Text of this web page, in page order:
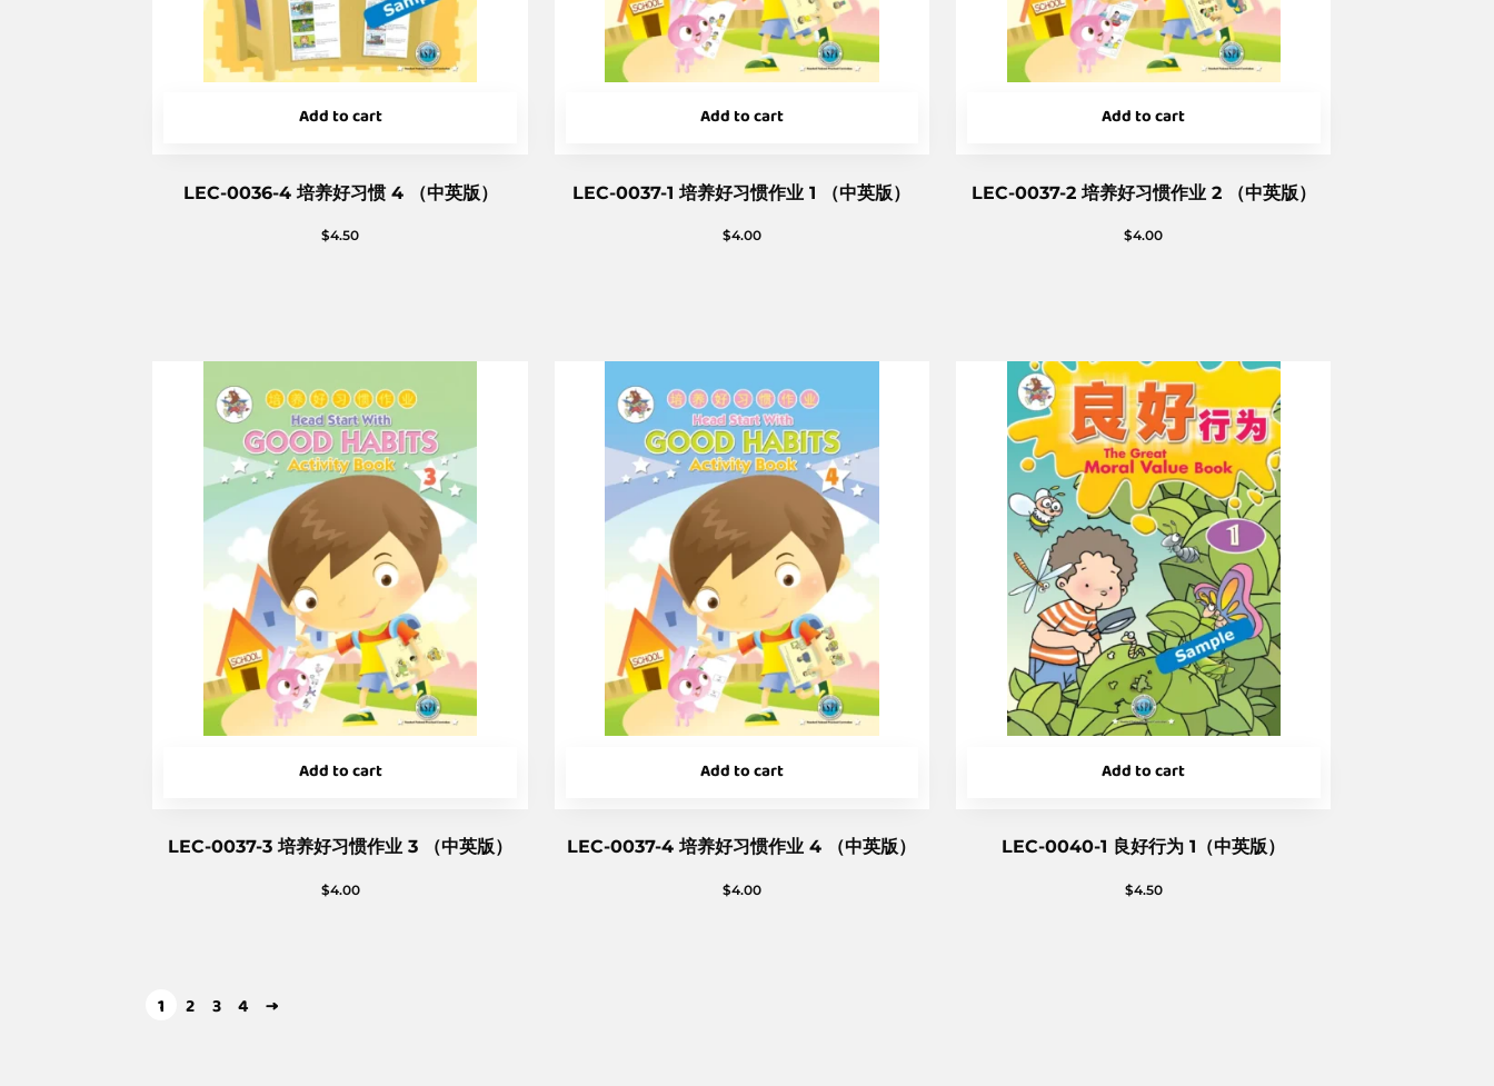
Add to cart
LEC-0036-4 培养好习惯 4 （中英版）
$4.50
Add to cart
LEC-0037-1 培养好习惯作业 1 （中英版）
$4.00
Add to cart
LEC-0037-2 培养好习惯作业 2 （中英版）
$4.00
Add to cart
LEC-0037-3 培养好习惯作业 3 （中英版）
$4.00
Add to cart
LEC-0037-4 培养好习惯作业 4 （中英版）
$4.00
Add to cart
LEC-0040-1 良好行为 1（中英版）
$4.50
1 2 3 4 →